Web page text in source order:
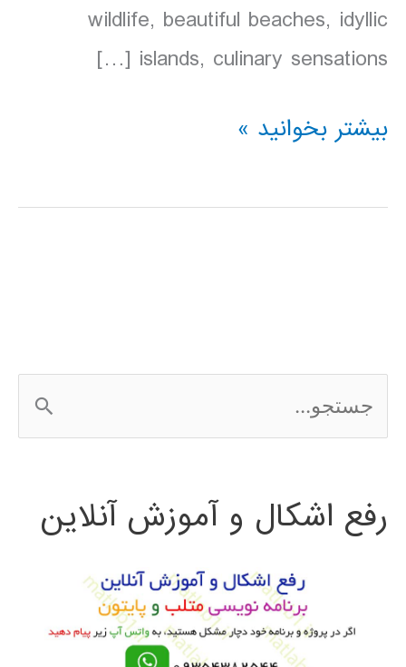
wildlife, beautiful beaches, idyllic
islands, culinary sensations […]
دانلود
Lonely
برونئی
2016
بیشتر بخوانید »
س
ج
رفع اشکال و آموزش آنلاین